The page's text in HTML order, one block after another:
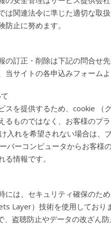
は関連法令に準じた適切な取
止に努めます。
訂正・削除は下記の問合せ先
当サイトの各申込みフォーム
スを提供するため、cookie （
るものではなく、お客様のプ
入れを希望されない場合は、
バーコンピュータからお客様
情報です。
には、セキュリティ確保のた
Layer）技術を使用しており
盗聴防止やデータの改ざん